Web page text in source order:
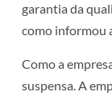
garantia da
como informou
Como a
suspensa. A